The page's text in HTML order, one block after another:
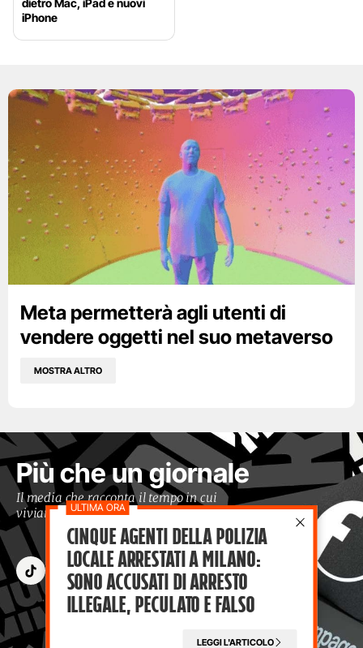
dietro Mac, iPad e nuovi
iPhone
Meta permetterà agli utenti di
vendere oggetti nel suo metaverso
MOSTRA ALTRO
Più che un giornale
Il media che racconta il tempo in cui
viviamo con occhi moderni
Cinque agenti della polizia
locale arrestati a Milano:
sono accusati di arresto
illegale, peculato e falso
LEGGI L'ARTICOLO